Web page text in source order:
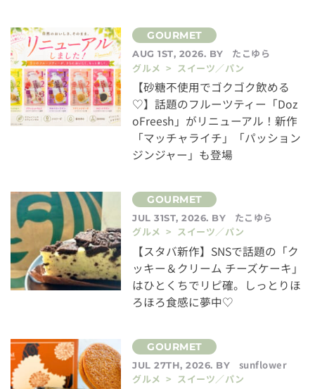
AUG 1ST, 2026. BY
たこゆら
グルメ > スイーツ／パン
【砂糖不使用でゴクゴク飲める
♡】話題のフルーツティー「Doz
oFreesh」がリニューアル！新作
「マッチャライチ」「パッション
ジンジャー」も登場
JUL 31ST, 2026. BY
たこゆら
グルメ > スイーツ／パン
【スタバ新作】SNSで話題の「ク
ッキー＆クリーム チーズケーキ」
はひとくちでリピ確。しっとりほ
ろほろ食感に夢中♡
JUL 27TH, 2026. BY
sunflower
グルメ > スイーツ／パン